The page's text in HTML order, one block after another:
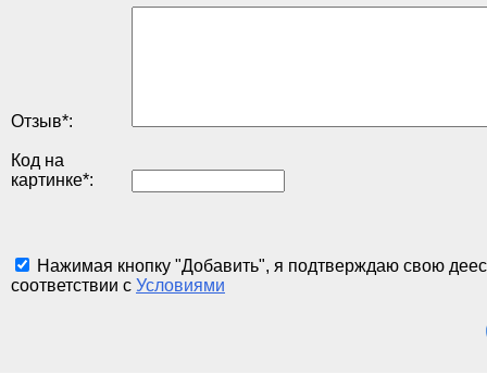
Отзыв*:
Код на
картинке*:
Нажимая кнопку "Добавить", я подтверждаю свою
соответствии с Условиями